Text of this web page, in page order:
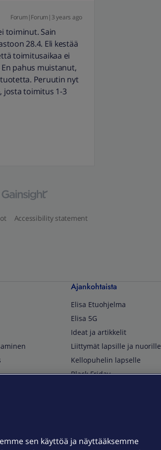
Forum|Forum|3 years ago
toiminut. Sain
28.4. Eli kestää
toimitusaikaa ei
pahus muistanut,
Peruutin nyt
josta toimitus 1-3
Accessibility statement
Ajankohtaista
Elisa Etuohjelma
Elisa 5G
Ideat ja artikkelit
Liittymät lapsille ja nuorille
Kellopuhelin lapselle
Black Friday
sen käyttöä ja näyttääksemme